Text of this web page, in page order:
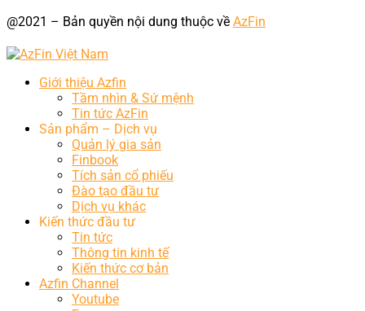
@2021 – Bản quyền nội dung thuộc về AzFin
Giới thiệu Azfin
Tầm nhìn & Sứ mệnh
Tin tức AzFin
Sản phẩm – Dịch vụ
Quản lý gia sản
Finbook
Tích sản cổ phiếu
Đào tạo đầu tư
Dịch vụ khác
Kiến thức đầu tư
Tin tức
Thông tin kinh tế
Kiến thức cơ bản
Azfin Channel
Youtube